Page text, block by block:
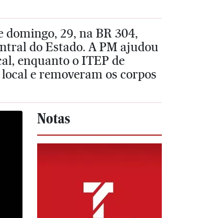
domingo, 29, na BR 304,
do Estado. A PM ajudou
enquanto o ITEP de
e removeram os corpos
Notas